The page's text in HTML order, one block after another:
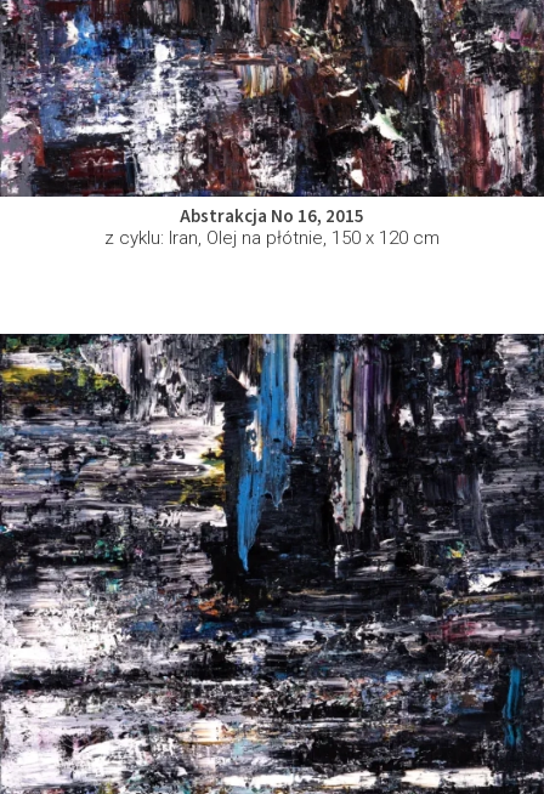
Abstrakcja No 16, 2015
z cyklu: Iran, Olej na płótnie, 150 x 120 cm